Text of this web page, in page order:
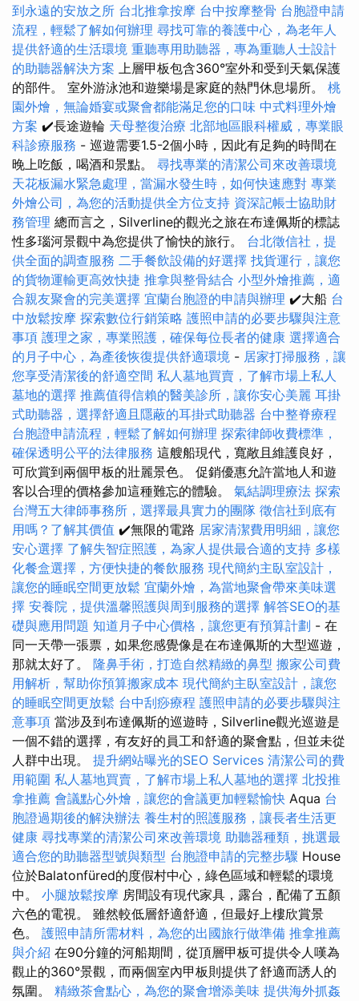
到永遠的安放之所 台北推拿按摩 台中按摩整骨 台胞證申請
流程，輕鬆了解如何辦理 尋找可靠的養護中心，為老年人
提供舒適的生活環境 重聽專用助聽器，專為重聽人士設計
的助聽器解決方案 上層甲板包含360°室外和受到天氣保護
的部件。 室外游泳池和遊樂場是家庭的熱門休息場所。 桃
園外燴，無論婚宴或聚會都能滿足您的口味 中式料理外燴
方案 ✔️長途遊輪 天母整復治療 北部地區眼科權威，專業眼
科診療服務 - 巡遊需要1.5-2個小時，因此有足夠的時間在
晚上吃飯，喝酒和景點。 尋找專業的清潔公司來改善環境
天花板漏水緊急處理，當漏水發生時，如何快速應對 專業
外燴公司，為您的活動提供全方位支持 資深記帳士協助財
務管理 總而言之，Silverline的觀光之旅在布達佩斯的標誌
性多瑙河景觀中為您提供了愉快的旅行。 台北徵信社，提
供全面的調查服務 二手餐飲設備的好選擇 找貨運行，讓您
的貨物運輸更高效快捷 推拿與整骨結合 小型外燴推薦，適
合親友聚會的完美選擇 宜蘭台胞證的申請與辦理 ✔️大船 台
中放鬆按摩 探索數位行銷策略 護照申請的必要步驟與注意
事項 護理之家，專業照護，確保每位長者的健康 選擇適合
的月子中心，為產後恢復提供舒適環境 - 居家打掃服務，讓
您享受清潔後的舒適空間 私人墓地買賣，了解市場上私人
墓地的選擇 推薦值得信賴的醫美診所，讓你安心美麗 耳掛
式助聽器，選擇舒適且隱蔽的耳掛式助聽器 台中整脊療程
台胞證申請流程，輕鬆了解如何辦理 探索律師收費標準，
確保透明公平的法律服務 這艘船現代，寬敞且維護良好，
可欣賞到兩個甲板的壯麗景色。 促銷優惠允許當地人和遊
客以合理的價格參加這種難忘的體驗。 氣結調理療法 探索
台灣五大律師事務所，選擇最具實力的團隊 徵信社到底有
用嗎？了解其價值 ✔️無限的電路 居家清潔費用明細，讓您
安心選擇 了解失智症照護，為家人提供最合適的支持 多樣
化餐盒選擇，方便快捷的餐飲服務 現代簡約主臥室設計，
讓您的睡眠空間更放鬆 宜蘭外燴，為當地聚會帶來美味選
擇 安養院，提供溫馨照護與周到服務的選擇 解答SEO的基
礎與應用問題 知道月子中心價格，讓您更有預算計劃 - 在
同一天帶一張票，如果您感覺像是在布達佩斯的大型巡遊，
那就太好了。 隆鼻手術，打造自然精緻的鼻型 搬家公司費
用解析，幫助你預算搬家成本 現代簡約主臥室設計，讓您
的睡眠空間更放鬆 台中刮痧療程 護照申請的必要步驟與注
意事項 當涉及到布達佩斯的巡遊時，Silverline觀光巡遊是
一個不錯的選擇，有友好的員工和舒適的聚會點，但並未從
人群中出現。 提升網站曝光的SEO Services 清潔公司的費
用範圍 私人墓地買賣，了解市場上私人墓地的選擇 北投推
拿推薦 會議點心外燴，讓您的會議更加輕鬆愉快 Aqua 台
胞證過期後的解決辦法 養生村的照護服務，讓長者生活更
健康 尋找專業的清潔公司來改善環境 助聽器種類，挑選最
適合您的助聽器型號與類型 台胞證申請的完整步驟 House
位於Balatonfüred的度假村中心，綠色區域和輕鬆的環境
中。 小腿放鬆按摩 房間設有現代家具，露台，配備了五顏
六色的電視。 雖然較低層舒適舒適，但最好上樓欣賞景
色。 護照申請所需材料，為您的出國旅行做準備 推拿推薦
與介紹 在90分鐘的河船期間，從頂層甲板可提供令人嘆為
觀止的360°景觀，而兩個室內甲板則提供了舒適而誘人的
氛圍。 精緻茶會點心，為您的聚會增添美味 提供海外抓姦